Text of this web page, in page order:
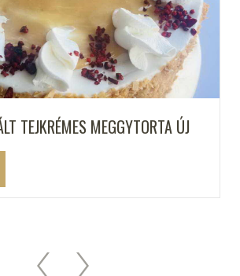
TEJKRÉMES MEGGYTORTA ÚJ